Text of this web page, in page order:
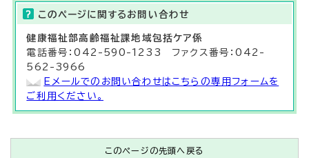
このページに関する お問い合わせ
健康福祉部高齢福祉課地域包括ケア係
電話番号：042-590-1233 ファクス番号：042-
562-3966
Eメールでのお問い合わせはこちらの専用フォームを
ご利用ください。
このページの先頭へ戻る